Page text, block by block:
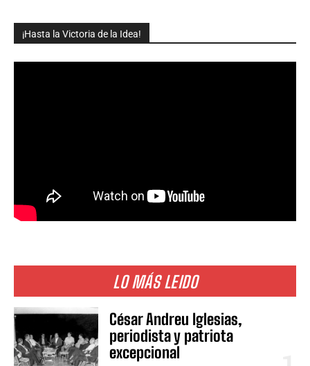
¡Hasta la Victoria de la Idea!
LO MÁS LEIDO
César Andreu Iglesias,
periodista y patriota
excepcional